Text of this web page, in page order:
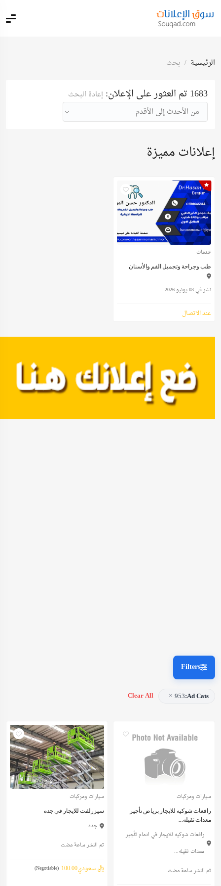
الرئيسية بحث
1683 تم العثور على الإعلان:
إعادة البحث
من الأحدث إلى الأقدم
إعلانات مميزة
خدمات
طب وجراحة وتجميل الفم والأسنان
نشر في 03 يونيو 2026
عند الاتصال
Filters
Ad Cats:
953
×
Clear All
سيارات ومركبات
رافعات شوكيه للايجار برياض تأجير
معدات ثقيله...
رافعات شوكيه للايجار في ادمام تأجير
معدات ثقيله...
تم النشر ساعة مضت
سيارات ومركبات
سيزرلفت للايجار في جده
جده
تم النشر ساعة مضت
ريال سعودي100.00 (Negotiable)